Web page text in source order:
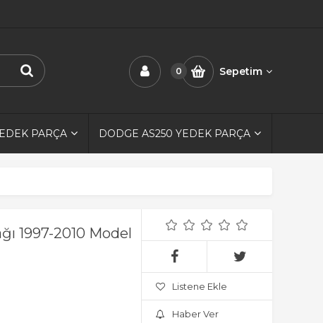
0 Sepetim
PARÇA DODGE AS250 YEDEK PARÇA
1997-2010 Model
Listene Ekle
Haber Ver